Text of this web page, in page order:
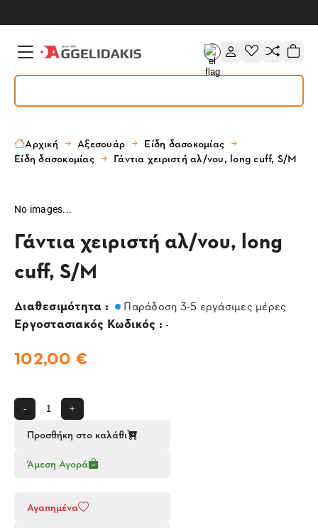
Αρχική Αξεσουάρ
Είδη δασοκομίας
Είδη δασοκομίας
Γάντια χειριστή αλ/νου, long cuff, S/M
No images...
Γάντια χειριστή αλ/νου, long
cuff, S/M
Διαθεσιμότητα : Παράδοση 3-5 εργάσιμες μέρες
Εργοστασιακός Κωδικός : -
102,00 €
- +
Προσθήκη στο καλάθι
Άμεση Αγορά
Αγαπημένα